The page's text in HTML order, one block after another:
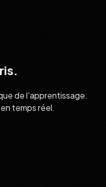
de l'apprentissage.
temps réel.